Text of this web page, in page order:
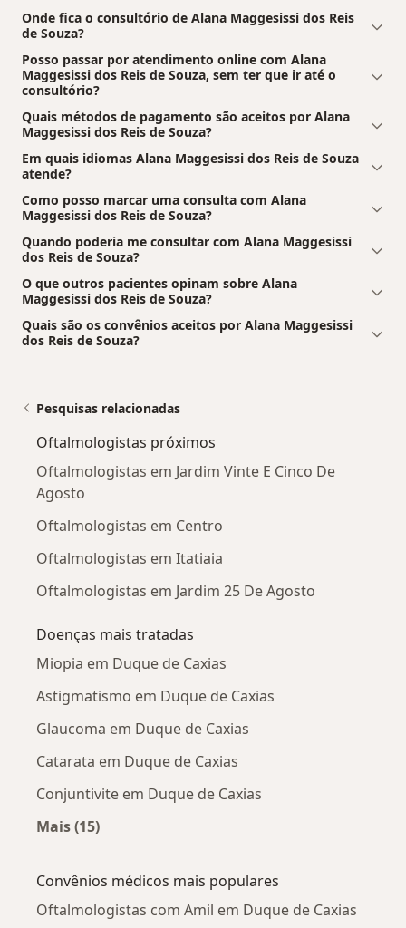
Onde fica o consultório de Alana Maggesissi dos Reis
de Souza?
Posso passar por atendimento online com Alana
Maggesissi dos Reis de Souza, sem ter que ir até o
consultório?
Quais métodos de pagamento são aceitos por Alana
Maggesissi dos Reis de Souza?
Em quais idiomas Alana Maggesissi dos Reis de Souza
atende?
Como posso marcar uma consulta com Alana
Maggesissi dos Reis de Souza?
Quando poderia me consultar com Alana Maggesissi
dos Reis de Souza?
O que outros pacientes opinam sobre Alana
Maggesissi dos Reis de Souza?
Quais são os convênios aceitos por Alana Maggesissi
dos Reis de Souza?
Pesquisas relacionadas
Oftalmologistas próximos
Oftalmologistas em Jardim Vinte E Cinco De
Agosto
Oftalmologistas em Centro
Oftalmologistas em Itatiaia
Oftalmologistas em Jardim 25 De Agosto
Doenças mais tratadas
Miopia em Duque de Caxias
Astigmatismo em Duque de Caxias
Glaucoma em Duque de Caxias
Catarata em Duque de Caxias
Conjuntivite em Duque de Caxias
Mais (15)
Convênios médicos mais populares
Oftalmologistas com Amil em Duque de Caxias